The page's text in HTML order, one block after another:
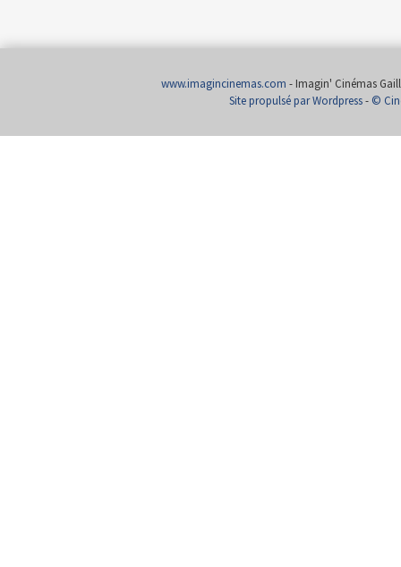
www.imagincinemas.com - Imagin' Cinémas
Site propulsé par Wordpress- ©